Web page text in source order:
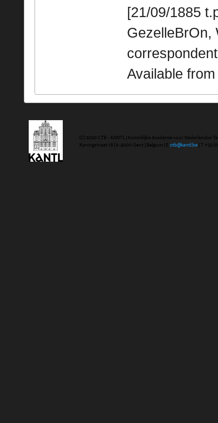
[21/09/1885
GezelleBrOn,
Available
(C) 2020 CTB - KANTL | Koninklijke Academie voor Nederlandse
Koningstraat 18 | b-9000 Gent | Belgium | E ctb@kantl.be | T +32